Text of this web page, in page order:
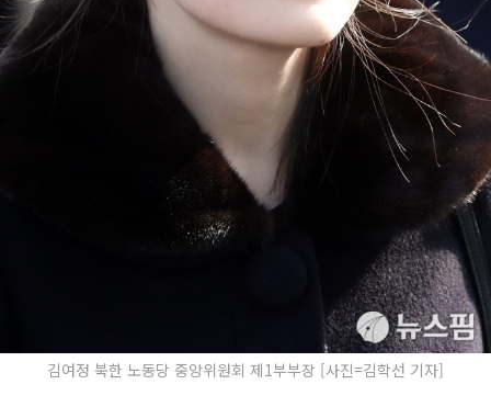
김여정 북한 노동당 중앙위원회 제1부부장 [사진=김학선 기자]